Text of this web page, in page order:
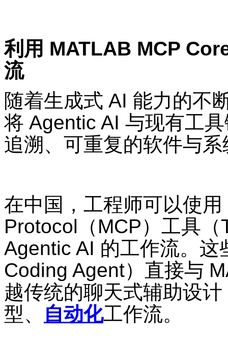
利用 MATLAB MCP
流
随着生成式 AI 能力的不
将 Agentic AI 与现有工
追溯、可重复的软件与
在中国，工程师可以使用
Protocol （ MCP）工具（
Agentic AI 的工作流。
Coding Agent）直接与
越传统的聊天式辅助设
型、
自动化工作流。